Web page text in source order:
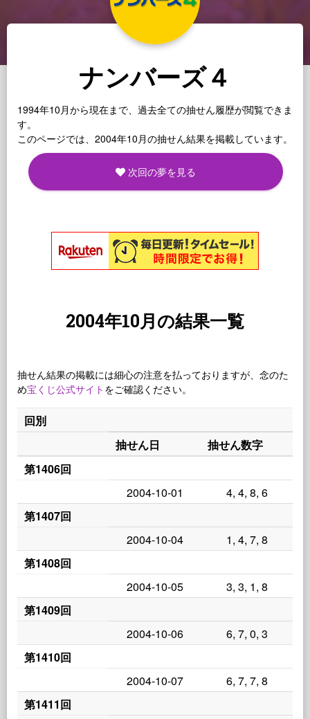
ナンバーズ４
1994年10月から現在まで、過去全ての抽せん履歴が閲覧できま
す。
このページでは、2004年10月の抽せん結果を掲載しています。
次回の夢を見る
2004年10月の結果一覧
抽せん結果の掲載には細心の注意を払っておりますが、念のた
め宝くじ公式サイト をご確認ください。
回別
抽せん日
抽せん数字
第1406回
2004-10-01
4, 4, 8, 6
第1407回
2004-10-04
1, 4, 7, 8
第1408回
2004-10-05
3, 3, 1, 8
第1409回
2004-10-06
6, 7, 0, 3
第1410回
2004-10-07
6, 7, 7, 8
第1411回